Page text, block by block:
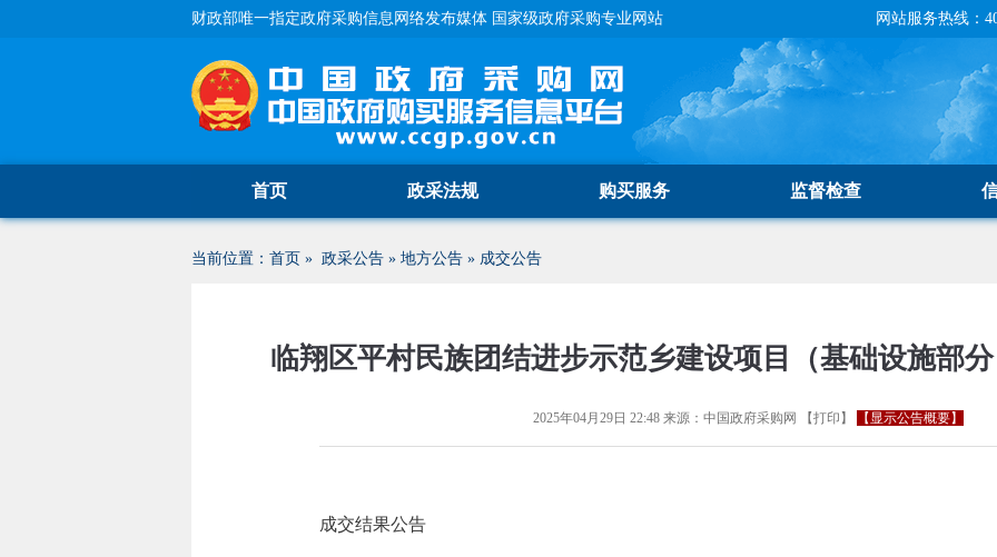
财政部唯一指定政府采购信息网络发布媒体 国家级政府采购专业网站 网站服务热线：
首页 政采法规 购买服务 监督检查
当前位置： 首页 » 政采公告 » 地方公告 » 成交公告
临翔区平村民族团结进步示范乡建设项目（基础设施部
2025年04月29日 22:48来源： 中国政府采购网 【打印 】 【显示公告概要】
成交结果公告